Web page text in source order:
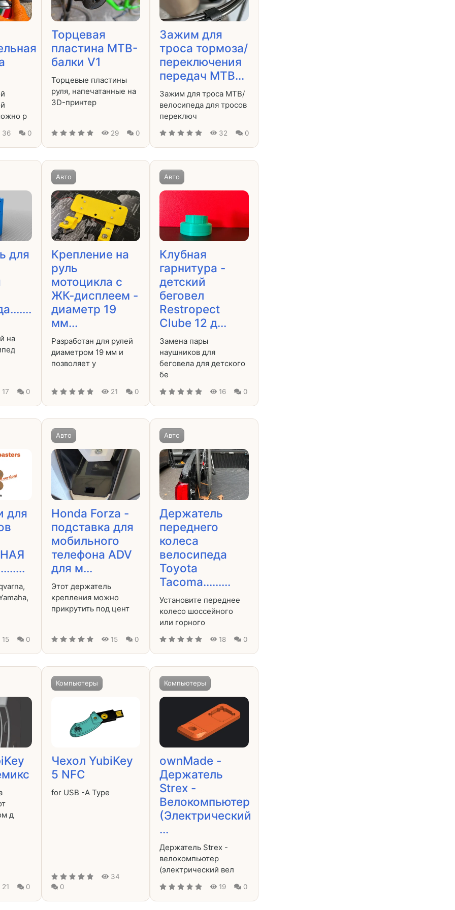
р
36 0
Торцевая
пластина MTB-
балки V1
Торцевые пластины
руля, напечатанные на
3D-принтер
29 0
Зажим для
троса тормоза/
переключения
передач MTB...
Зажим для троса MTB/
велосипеда для тросов
переключ
32 0
для
на
17 0
Авто
Крепление на
руль
мотоцикла с
ЖК-дисплеем -
диаметр 19
мм...
Разработан для рулей
диаметром 19 мм и
позволяет у
21 0
Авто
Клубная
гарнитура -
детский
беговел
Restropect
Clube 12 д...
Замена пары
наушников для
беговела для детского
бе
16 0
для
15 0
Авто
Honda Forza -
подставка для
мобильного
телефона ADV
для м...
Этот держатель
крепления можно
прикрутить под цент
15 0
Авто
Держатель
переднего
колеса
велосипеда
Toyota
Tacoma.........
Установите переднее
колесо шоссейного
или горного
18 0
д
21 0
Компьютеры
Чехол YubiKey
5 NFC
for USB -A Type
34
0
Компьютеры
ownMade -
Держатель
Strex -
Велокомпьютер
(Электрический
...
Держатель Strex -
велокомпьютер
(электрический вел
19 0